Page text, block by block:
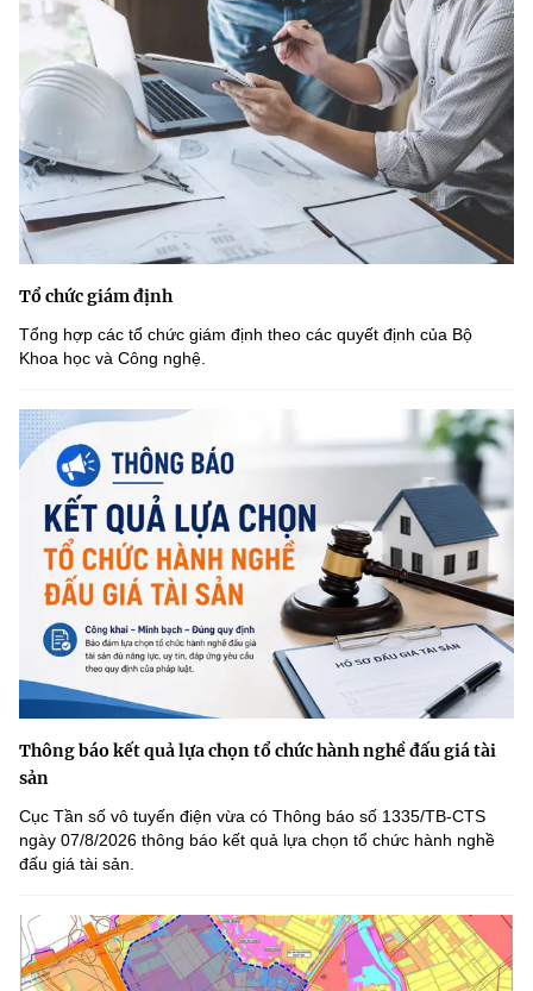
Tổ chức giám định
Tổng hợp các tổ chức giám định theo các quyết định của Bộ
Khoa học và Công nghệ.
Thông báo kết quả lựa chọn tổ chức hành nghề đấu giá tài
sản
Cục Tần số vô tuyến điện vừa có Thông báo số 1335/TB-CTS
ngày 07/8/2026 thông báo kết quả lựa chọn tổ chức hành nghề
đấu giá tài sản.